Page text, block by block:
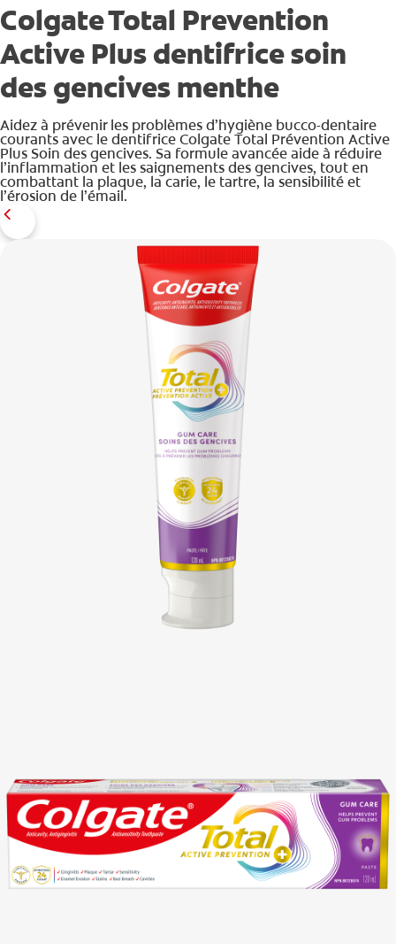
Colgate Total Prevention
Active Plus dentifrice soin
des gencives menthe
Aidez à prévenir les problèmes d’hygiène bucco-dentaire
courants avec le dentifrice Colgate Total Prévention Active
Plus Soin des gencives. Sa formule avancée aide à réduire
l’inflammation et les saignements des gencives, tout en
combattant la plaque, la carie, le tartre, la sensibilité et
l’érosion de l’émail.